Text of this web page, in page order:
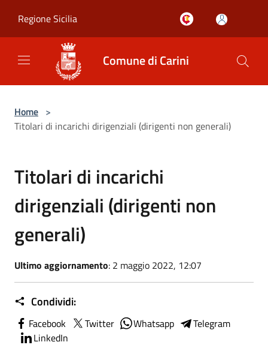
Regione Sicilia
Comune di Carini
Home >
Titolari di incarichi dirigenziali (dirigenti non generali)
Titolari di incarichi
dirigenziali (dirigenti non
generali)
Ultimo aggiornamento: 2 maggio 2022, 12:07
Condividi:
Facebook Twitter Whatsapp
Telegram
LinkedIn